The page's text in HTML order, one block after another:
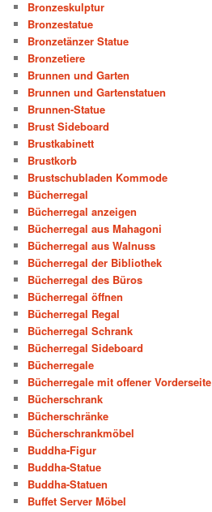
Bronzeskulptur
Bronzestatue
Bronzetänzer Statue
Bronzetiere
Brunnen und Garten
Brunnen und Gartenstatuen
Brunnen-Statue
Brust Sideboard
Brustkabinett
Brustkorb
Brustschubladen Kommode
Bücherregal
Bücherregal anzeigen
Bücherregal aus Mahagoni
Bücherregal aus Walnuss
Bücherregal der Bibliothek
Bücherregal des Büros
Bücherregal öffnen
Bücherregal Regal
Bücherregal Schrank
Bücherregal Sideboard
Bücherregale
Bücherregale mit offener Vorderseite
Bücherschrank
Bücherschränke
Bücherschrankmöbel
Buddha-Figur
Buddha-Statue
Buddha-Statuen
Buffet Server Möbel